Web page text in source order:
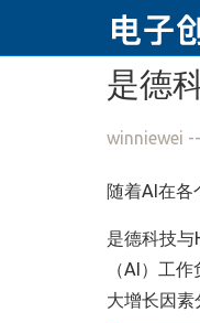
跳转到主要内容是德
winniewei
随着AI在各
是德科技与
（AI）工作
大增长因素